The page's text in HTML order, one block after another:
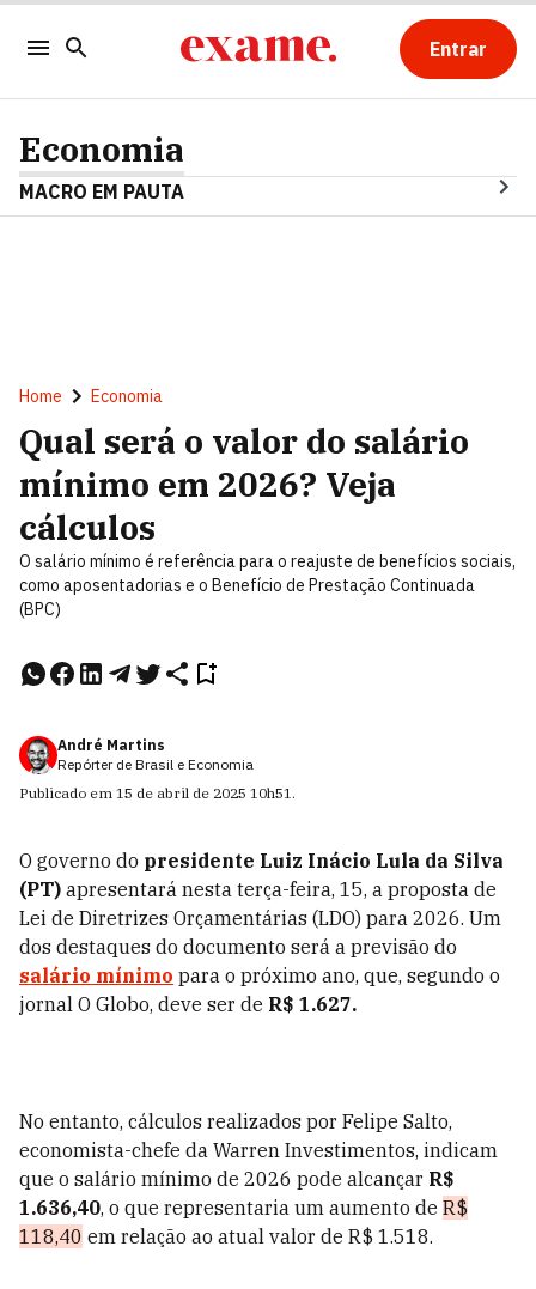
Entrar
Economia
MACRO EM PAUTA
Home Economia
Qual será o valor do salário
mínimo em 2026? Veja
cálculos
O salário mínimo é referência para o reajuste de benefícios sociais,
como aposentadorias e o Benefício de Prestação Continuada
(BPC)
André Martins
Repórter de Brasil e Economia
Publicado em 15 de abril de 2025 10h51.
O governo do presidente Luiz Inácio Lula da Silva
(PT) apresentará nesta terça-feira, 15, a proposta de
Lei de Diretrizes Orçamentárias (LDO) para 2026. Um
dos destaques do documento será a previsão do
salário mínimo para o próximo ano, que, segundo o
jornal O Globo, deve ser de R$ 1.627.
No entanto, cálculos realizados por Felipe Salto,
economista-chefe da Warren Investimentos, indicam
que o salário mínimo de 2026 pode alcançar R$
1.636,40, o que representaria um aumento de R$
118,40 em relação ao atual valor de R$ 1.518.